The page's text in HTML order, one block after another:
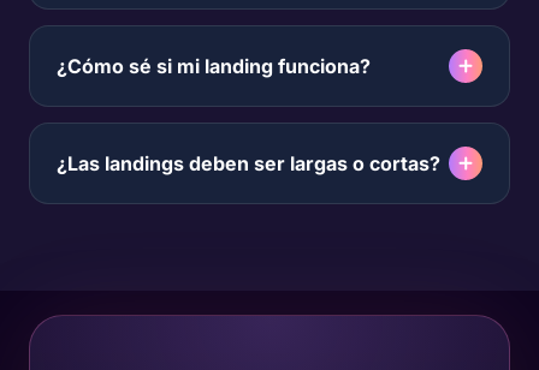
¿Cómo sé si mi landing funciona?
¿Las landings deben ser largas o cortas?